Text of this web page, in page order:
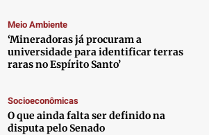
Meio Ambiente
‘Mineradoras já procuram a
universidade para identificar terras
raras no Espírito Santo’
Socioeconômicas
O que ainda falta ser definido na
disputa pelo Senado